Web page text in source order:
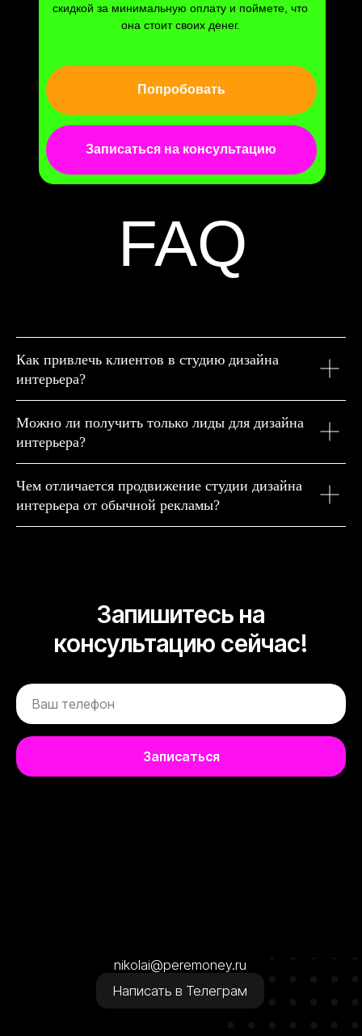
скидкой за минимальную оплату и поймете, что
она стоит своих денег.
Записаться на консультацию
Попробовать
FAQ
Как привлечь клиентов в студию дизайна
интерьера?
Можно ли получить только лиды для дизайна
интерьера?
Чем отличается продвижение студии дизайна
интерьера от обычной рекламы?
Запишитесь на
консультацию сейчас!
Записаться